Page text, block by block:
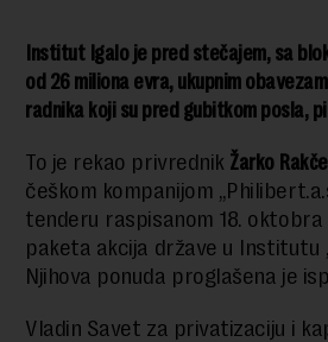
Institut Igalo je pred stečajem, sa
od 26 miliona evra, ukupnim
radnika koji su pred gubitkom posla,
To je rekao privrednik Žarko
češkom kompanijom
tenderu raspisanom 18.
paketa akcija države u Institutu
Njihova ponuda proglašena je
Vladin Savet za privatizaciju i